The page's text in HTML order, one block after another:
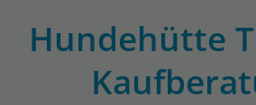
Hundehütte